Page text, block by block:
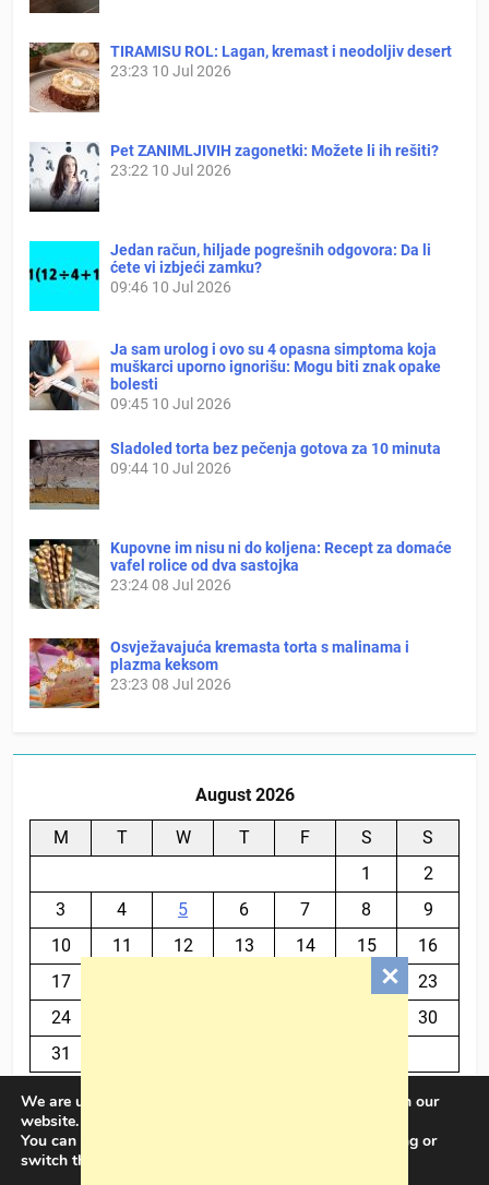
TIRAMISU ROL: Lagan, kremast i neodoljiv desert
23:23 10 Jul 2026
Pet ZANIMLJIVIH zagonetki: Možete li ih rešiti?
23:22 10 Jul 2026
Jedan račun, hiljade pogrešnih odgovora: Da li
ćete vi izbjeći zamku?
09:46 10 Jul 2026
Ja sam urolog i ovo su 4 opasna simptoma koja
muškarci uporno ignorišu: Mogu biti znak opake
bolesti
09:45 10 Jul 2026
Sladoled torta bez pečenja gotova za 10 minuta
09:44 10 Jul 2026
Kupovne im nisu ni do koljena: Recept za domaće
vafel rolice od dva sastojka
23:2408 Jul 2026
Osvježavajuća kremasta torta s malinama i
plazma keksom
23:23 08 Jul 2026
August 2026
M T W T F S
S
1
2
3
4 5 6 7 8
9
10
11 12 13 14 15
16
17
23
24
30
31
We are using cookies to give you the best experience on our
website.
You can find out more about which cookies we are using or
switch them off in